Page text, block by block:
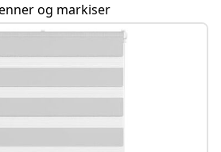
og markiser